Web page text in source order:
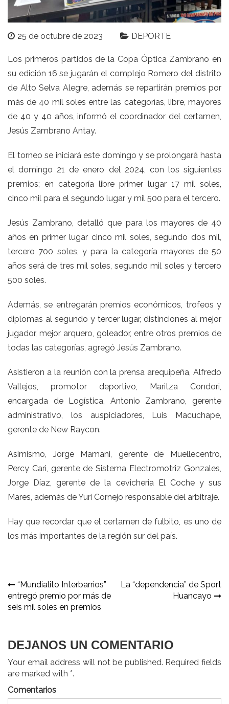
25 de octubre de 2023 DEPORTE
Los primeros partidos de la Copa Óptica Zambrano en
su edición 16 se jugarán el complejo Romero del distrito
de Alto Selva Alegre, además se repartirán premios por
más de 40 mil soles entre las categorías, libre, mayores
de 40 y 40 años, informó el coordinador del certamen,
Jesús Zambrano Antay.
El torneo se iniciará este domingo y se prolongará hasta
el domingo 21 de enero del 2024, con los siguientes
premios; en categoría libre primer lugar 17 mil soles,
cinco mil para el segundo lugar y mil 500 para el tercero.
Jesús Zambrano, detalló que para los mayores de 40
años en primer lugar cinco mil soles, segundo dos mil,
tercero 700 soles, y para la categoría mayores de 50
años será de tres mil soles, segundo mil soles y tercero
500 soles.
Además, se entregarán premios económicos, trofeos y
diplomas al segundo y tercer lugar, distinciones al mejor
jugador, mejor arquero, goleador, entre otros premios de
todas las categorías, agregó Jesús Zambrano.
Asistieron a la reunión con la prensa arequipeña, Alfredo
Vallejos, promotor deportivo, Maritza Condori,
encargada de Logística, Antonio Zambrano, gerente
administrativo, los auspiciadores, Luis Macuchape,
gerente de New Raycon.
Asimismo, Jorge Mamani, gerente de Muellecentro,
Percy Cari, gerente de Sistema Electromotriz Gonzales,
Jorge Díaz, gerente de la cevicheria El Coche y sus
Mares, además de Yuri Cornejo responsable del arbitraje.
Hay que recordar que el certamen de fulbito, es uno de
los más importantes de la región sur del país.
Navegación
de
“Mundialito Interbarrios”
entregó premio por más de
seis mil soles en premios
La “dependencia” de Sport
Huancayo
DEJANOS UN COMENTARIO
Your email address will not be published. Required fields
are marked with *.
Comentarios